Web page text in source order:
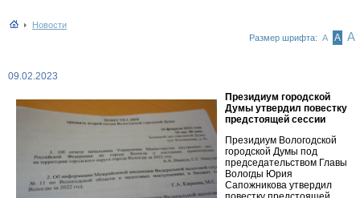
Новости
Размер шрифта: А А А
09.02.2023
Президиум городской
Думы утвердил повестку
предстоящей сессии
Президиум Вологодской
городской Думы под
председательством Главы
Вологды Юрия
Сапожникова утвердил